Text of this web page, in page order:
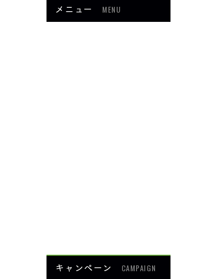
メニュー MENU
キャンペーン CAMPAIGN